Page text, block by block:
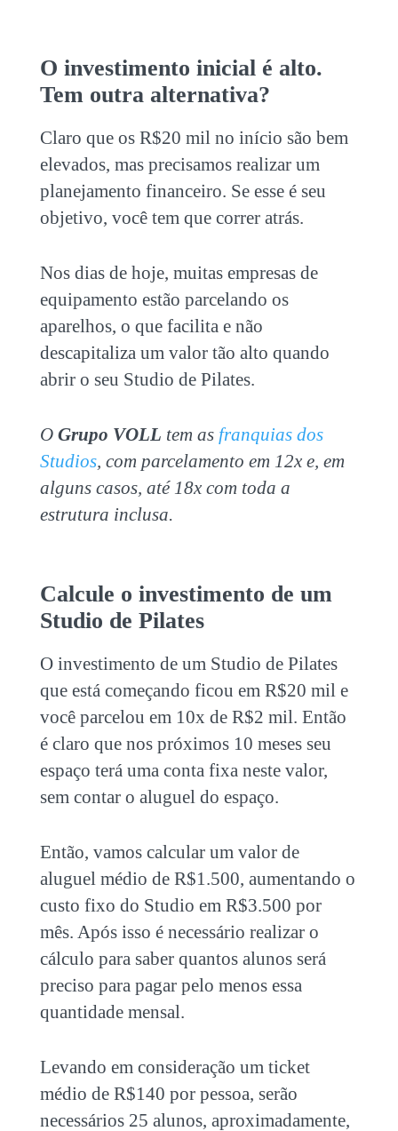
O investimento inicial é alto.
Tem outra alternativa?
Claro que os R$20 mil no início são bem
elevados, mas precisamos realizar um
planejamento financeiro. Se esse é seu
objetivo, você tem que correr atrás.
Nos dias de hoje, muitas empresas de
equipamento estão parcelando os
aparelhos, o que facilita e não
descapitaliza um valor tão alto quando
abrir o seu Studio de Pilates.
O Grupo VOLL tem as franquias dos
Studios, com parcelamento em 12x e, em
alguns casos, até 18x com toda a
estrutura inclusa.
Calcule o investimento de um
Studio de Pilates
Oinvestimento de um Studio de Pilates
que está começando ficou em R$20 mil e
você parcelou em 10x de R$2 mil. Então
é claro que nos próximos 10 meses seu
espaço terá uma conta fixa neste valor,
sem contar o aluguel do espaço.
Então, vamos calcular um valor de
aluguel médio de R$1.500, aumentando o
custo fixo do Studio em R$3.500 por
mês. Após isso é necessário realizar o
cálculo para saber quantos alunos será
preciso para pagar pelo menos essa
quantidade mensal.
Levando em consideração um ticket
médio de R$140 por pessoa, serão
necessários 25 alunos, aproximadamente,